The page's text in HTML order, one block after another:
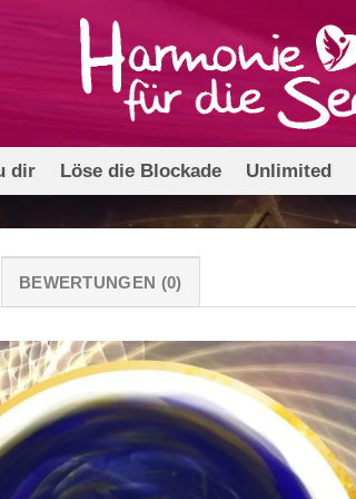
dir Löse die Blockade Unlimited
BEWERTUNGEN (0)